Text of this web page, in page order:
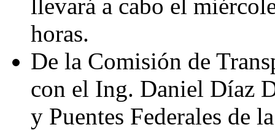
llevará a cabo el
horas.
De la Comisión de
con el Ing. Daniel Díaz
y Puentes Federales de